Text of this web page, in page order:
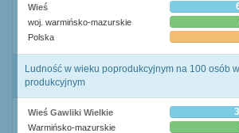
Wieś
woj. warmińsko-mazurskie
Polska
Ludność w wieku poprodukcyjnym na 100 osób
produkcyjnym
Wieś Gawliki Wielkie
Warmińsko-mazurskie